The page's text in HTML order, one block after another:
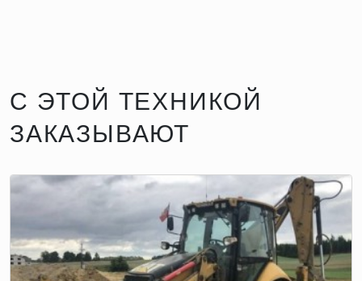
С ЭТОЙ ТЕХНИКОЙ
ЗАКАЗЫВАЮТ